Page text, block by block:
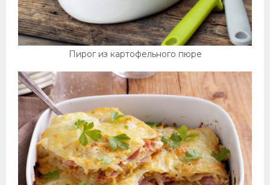
Пирог из картофельного пюре